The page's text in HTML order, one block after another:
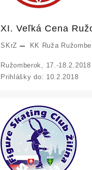
XI. Veľká Cena
SKrZ KK Ruža
Ružomberok, 17.-18.2.2018
Prihlášky do: 10.2.2018